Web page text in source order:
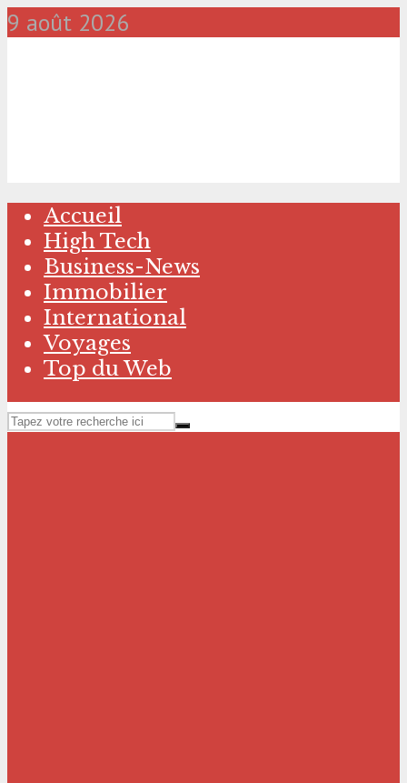
9 août 2026
Accueil
High Tech
Business-News
Immobilier
International
Voyages
Top du Web